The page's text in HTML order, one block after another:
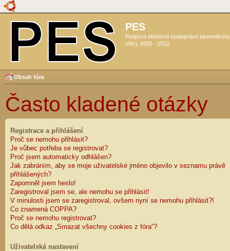
PES
Podpora efektivní spolupráce
sféry 2009 - 2012
Obsah fóra
Často kladené otázky
Registrace a přihlášení
Proč se nemohu přihlásit?
Je vůbec potřeba se registrovat?
Proč jsem automaticky odhlášen?
Jak zabráním, aby se moje uživatelské jméno objevilo v seznamu právě
přihlášených?
Zapomněl jsem heslo!
Zaregistroval jsem se, ale nemohu se přihlásit!
V minulosti jsem se zaregistroval, ovšem nyní se nemohu přihlásit?!
Co znamená COPPA?
Proč se nemohu registrovat?
Co dělá odkaz „Smazat všechny cookies z fóra“?
Uživatelská nastavení